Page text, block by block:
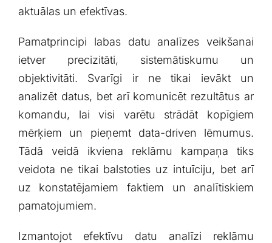
aktuālas un efektīvas.
Pamatprincipi labas datu analīzes veikšanai
ietver ​precizitāti, sistemātiskumu un
objektivitāti. Svarīgi ir ne tikai ievākt⁢ un⁣
analizēt datus,‍ bet⁤ arī komunicēt‌ rezultātus ar
komandu, lai⁢ visi varētu strādāt​ kopīgiem
mērķiem​ un pieņemt data-driven lēmumus.‍
Tādā veidā ⁤ikviena reklāmu kampaņa tiks
veidota ne tikai balstoties uz intuīciju, bet arī
uz ‍konstatējamiem faktiem un ⁣analītiskiem⁢
pamatojumiem.
Izmantojot efektīvu datu analīzi reklāmu